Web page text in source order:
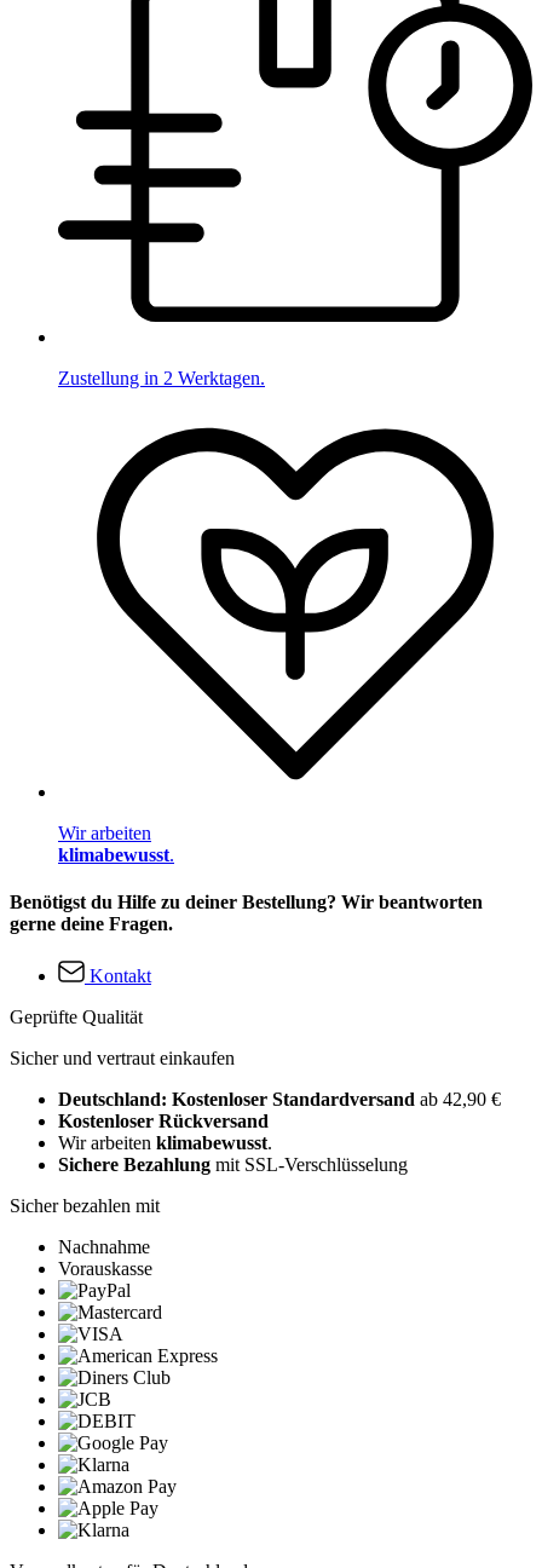
Zustellung in 2 Werktagen.
Wir arbeiten
klimabewusst.
Benötigst du Hilfe zu deiner Bestellung? Wir beantworten
gerne deine Fragen.
Kontakt
Geprüfte Qualität
Sicher und vertraut einkaufen
Deutschland: Kostenloser Standardversand ab 42,90 €
Kostenloser Rückversand
Wir arbeiten klimabewusst.
Sichere Bezahlung mit SSL-Verschlüsselung
Sicher bezahlen mit
Nachnahme
Vorauskasse